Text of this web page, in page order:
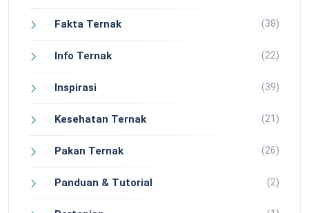
Fakta Ternak (38)
Info Ternak (22)
Inspirasi (39)
Kesehatan Ternak (21)
Pakan Ternak (26)
Panduan & Tutorial (2)